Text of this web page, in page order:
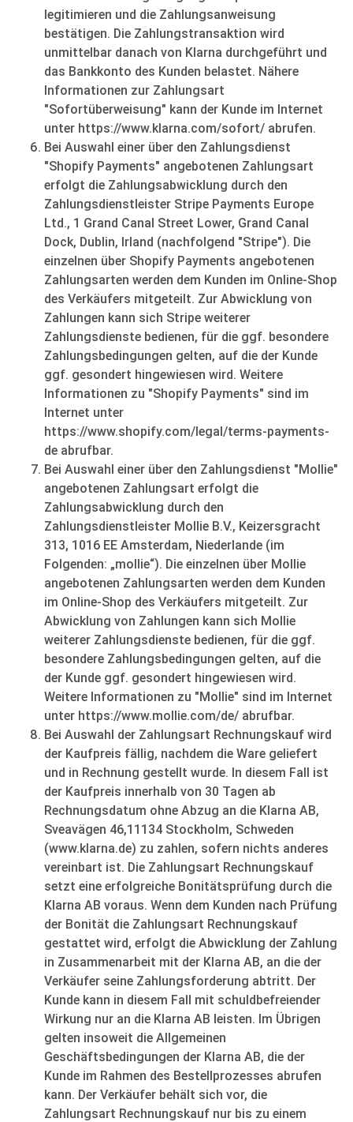
legitimieren und die Zahlungsanweisung
bestätigen. Die Zahlungstransaktion wird
unmittelbar danach von Klarna durchgeführt und
das Bankkonto des Kunden belastet. Nähere
Informationen zur Zahlungsart
"Sofortüberweisung" kann der Kunde im Internet
unter https://www.klarna.com/sofort/ abrufen.
Bei Auswahl einer über den Zahlungsdienst
"Shopify Payments" angebotenen Zahlungsart
erfolgt die Zahlungsabwicklung durch den
Zahlungsdienstleister Stripe Payments Europe
Ltd., 1 Grand Canal Street Lower, Grand Canal
Dock, Dublin, Irland (nachfolgend "Stripe"). Die
einzelnen über Shopify Payments angebotenen
Zahlungsarten werden dem Kunden im Online-Shop
des Verkäufers mitgeteilt. Zur Abwicklung von
Zahlungen kann sich Stripe weiterer
Zahlungsdienste bedienen, für die ggf. besondere
Zahlungsbedingungen gelten, auf die der Kunde
ggf. gesondert hingewiesen wird. Weitere
Informationen zu "Shopify Payments" sind im
Internet unter
https://www.shopify.com/legal/terms-payments-
de abrufbar.
Bei Auswahl einer über den Zahlungsdienst "Mollie"
angebotenen Zahlungsart erfolgt die
Zahlungsabwicklung durch den
Zahlungsdienstleister Mollie B.V., Keizersgracht
313, 1016 EE Amsterdam, Niederlande (im
Folgenden: „mollie“). Die einzelnen über Mollie
angebotenen Zahlungsarten werden dem Kunden
im Online-Shop des Verkäufers mitgeteilt. Zur
Abwicklung von Zahlungen kann sich Mollie
weiterer Zahlungsdienste bedienen, für die ggf.
besondere Zahlungsbedingungen gelten, auf die
der Kunde ggf. gesondert hingewiesen wird.
Weitere Informationen zu "Mollie" sind im Internet
unter https://www.mollie.com/de/ abrufbar.
Bei Auswahl der Zahlungsart Rechnungskauf wird
der Kaufpreis fällig, nachdem die Ware geliefert
und in Rechnung gestellt wurde. In diesem Fall ist
der Kaufpreis innerhalb von 30 Tagen ab
Rechnungsdatum ohne Abzug an die Klarna AB,
Sveavägen 46,11134 Stockholm, Schweden
(www.klarna.de) zu zahlen, sofern nichts anderes
vereinbart ist. Die Zahlungsart Rechnungskauf
setzt eine erfolgreiche Bonitätsprüfung durch die
Klarna AB voraus. Wenn dem Kunden nach Prüfung
der Bonität die Zahlungsart Rechnungskauf
gestattet wird, erfolgt die Abwicklung der Zahlung
in Zusammenarbeit mit der Klarna AB, an die der
Verkäufer seine Zahlungsforderung abtritt. Der
Kunde kann in diesem Fall mit schuldbefreiender
Wirkung nur an die Klarna AB leisten. Im Übrigen
gelten insoweit die Allgemeinen
Geschäftsbedingungen der Klarna AB, die der
Kunde im Rahmen des Bestellprozesses abrufen
kann. Der Verkäufer behält sich vor, die
Zahlungsart Rechnungskauf nur bis zu einem